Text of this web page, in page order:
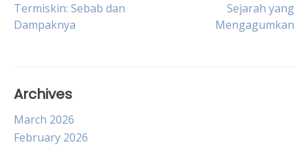
navigation
Termiskin: Sebab dan
Dampaknya
Sejarah yang
Mengagumkan
Archives
March 2026
February 2026